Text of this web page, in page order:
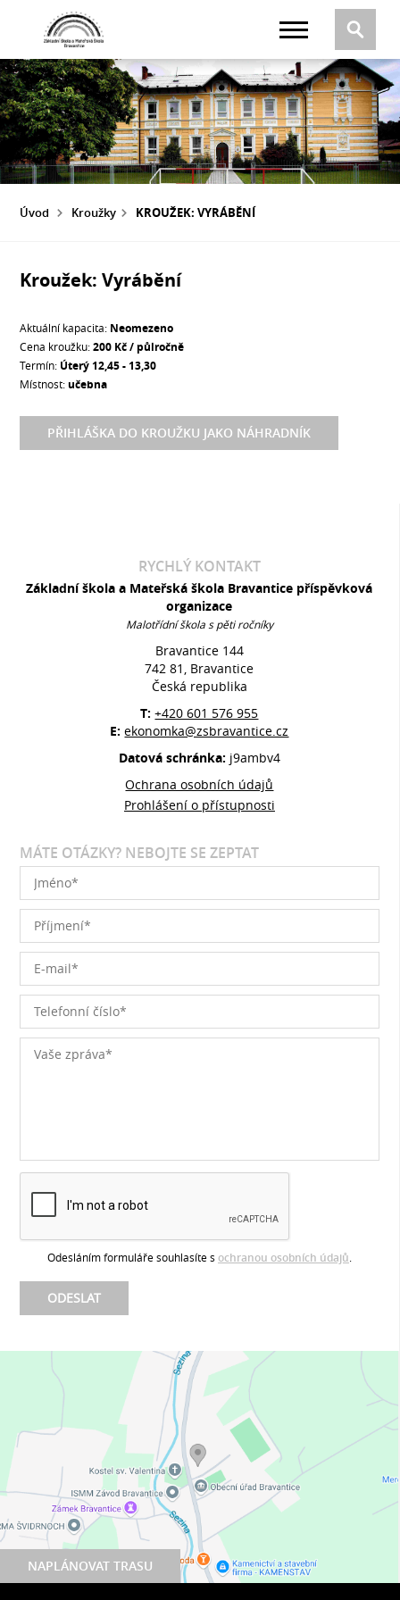
Úvod Kroužky KROUŽEK: VYRÁBĚNÍ
Kroužek: Vyrábění
Aktuální kapacita: Neomezeno
Cena kroužku:200 Kč / půlročně
Termín: Úterý 12,45 - 13,30
Místnost:učebna
PŘIHLÁŠKA DO KROUŽKU JAKO NÁHRADNÍK
NAPLÁNOVAT TRASU
RYCHLÝ KONTAKT
Základní škola a Mateřská škola Bravantice příspěvková
organizace
Malotřídní škola s pěti ročníky
Bravantice 144
742 81, Bravantice
Česká republika
T:+420 601 576 955
E:ekonomka@zsbravantice.cz
Datová schránka: j9ambv4
Ochrana osobních údajů
Prohlášení o přístupnosti
MÁTE OTÁZKY? NEBOJTE SE ZEPTAT
Odesláním formuláře souhlasíte s ochranou osobních údajů